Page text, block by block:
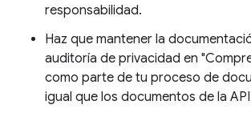
responsabilidad.
Haz que mantener la
auditoría de privacidad en
como parte de tu proceso de
igual que los documentos de la